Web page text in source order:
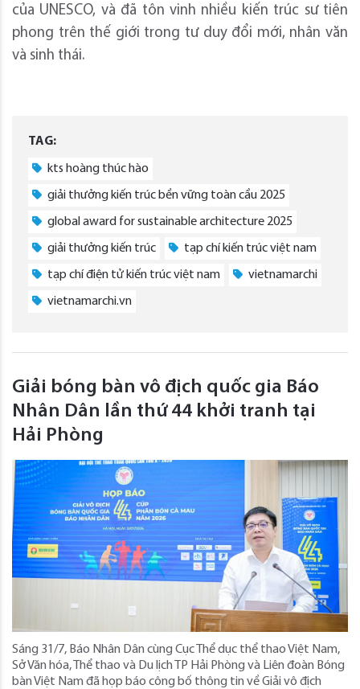
của UNESCO, và đã tôn vinh nhiều kiến trúc sư tiên
phong trên thế giới trong tư duy đổi mới, nhân văn
và sinh thái.
TAG:
kts hoàng thúc hào
giải thưởng kiến trúc bền vững toàn cầu 2025
global award for sustainable architecture 2025
giải thưởng kiến trúc tạp chí kiến trúc việt nam
tạp chí điện tử kiến trúc việt nam vietnamarchi
vietnamarchi.vn
Giải bóng bàn vô địch quốc gia Báo
Nhân Dân lần thứ 44 khởi tranh tại
Hải Phòng
Sáng 31/7, Báo Nhân Dân cùng Cục Thể dục thể thao Việt Nam,
Sở Văn hóa, Thể thao và Du lịch TP Hải Phòng và Liên đoàn Bóng
bàn Việt Nam đã họp báo công bố thông tin về Giải vô địch